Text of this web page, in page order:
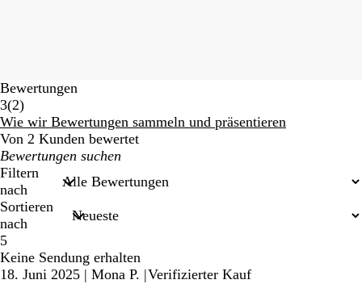
Bewertungen
3(22
Bewertungen
)
Wie wir Bewertungen sammeln und präsentieren
Von 2 Kunden bewertet
Meine
Sucheingaben
Filtern
nach
Sortieren
nach
5
Keine Sendung erhalten
18. Juni 2025 | Mona P. |Verifizierter Kauf